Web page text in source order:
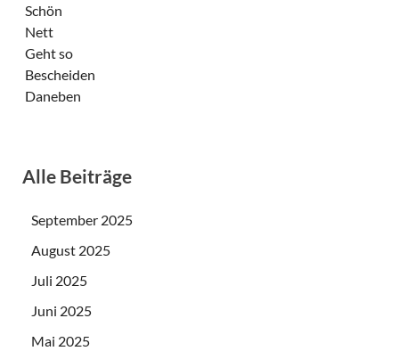
Schön
Nett
Geht so
Bescheiden
Daneben
Alle Beiträge
September 2025
August 2025
Juli 2025
Juni 2025
Mai 2025